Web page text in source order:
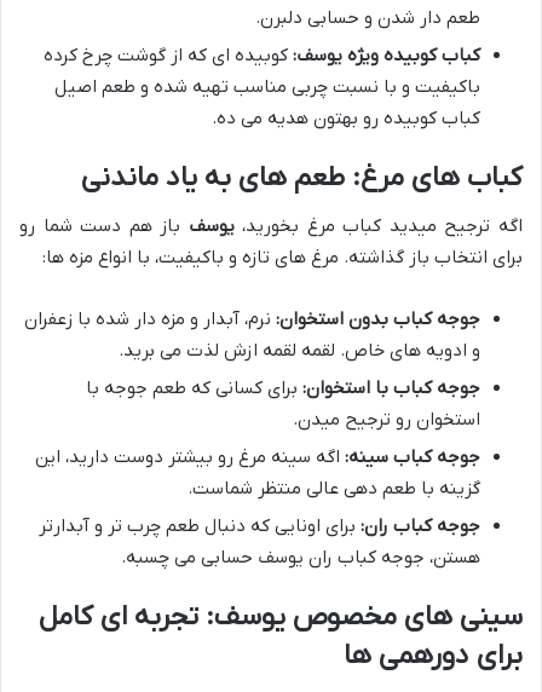
طعم دار شدن و حسابی دلبرن.
کباب کوبیده ویژه یوسف: کوبیده ای که از گوشت چرخ کرده
باکیفیت و با نسبت چربی مناسب تهیه شده و طعم اصیل
کباب کوبیده رو بهتون هدیه می ده.
کباب های مرغ: طعم های به یاد ماندنی
اگه ترجیح میدید کباب مرغ بخورید،یوسف باز هم دست شما رو
برای انتخاب باز گذاشته. مرغ های تازه و باکیفیت، با انواع مزه ها:
جوجه کباب بدون استخوان: نرم، آبدار و مزه دار شده با زعفران
و ادویه های خاص. لقمه لقمه ازش لذت می برید.
جوجه کباب با استخوان: برای کسانی که طعم جوجه با
استخوان رو ترجیح میدن.
جوجه کباب سینه: اگه سینه مرغ رو بیشتر دوست دارید، این
گزینه با طعم دهی عالی منتظر شماست.
جوجه کباب ران: برای اونایی که دنبال طعم چرب تر و آبدارتر
هستن، جوجه کباب ران یوسف حسابی می چسبه.
سینی های مخصوص یوسف: تجربه ای کامل
برای دورهمی ها